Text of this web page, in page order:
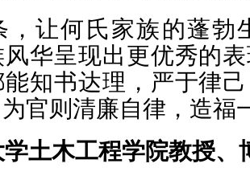
，让何氏家族的蓬勃
华呈现出更优秀的
知书达理，严于律
官则清廉自律，造福
学土木工程学院教授、